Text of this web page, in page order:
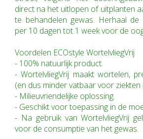
direct na het uitlopen of uitplanten
te behandelen gewas. Herhaal de
per 10 dagen tot 1 week voor de
Voordelen ECOstyle WortelvliegVrij
- 100% natuurlijk product.
- WortelvliegVrij maakt wortelen,
(en dus minder vatbaar voor ziekten
- Milieuvriendelijke oplossing.
- Geschikt voor toepassing in de
- Na gebruik van WortelvliegVrij
voor de consumptie van het gewas.